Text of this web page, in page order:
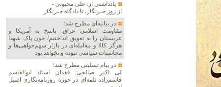
یادداشتی از: علی محبوبی -
از روز خبرنگار، تا دادگاه خبرنگار
در بیانیه‌ای مطرح شد؛
مقاومت اسلامی عراق: پاسخ به آمریکا و
عربستان را به تعویق انداختیم/ خون پاک شهدا
هرگز کالا و معامله‌ای در بازار سهم‌خواهی‌ها و
محاسبات سیاسی نبوده و نخواهد بود
در پیام تسلیتی مطرح شد؛
لی اکبر صالحی: فقدان استاد ابوالقاسم
قاسم‌زاده ثلمه‌ای در حوزه روزنامه‌نگاری اصیل